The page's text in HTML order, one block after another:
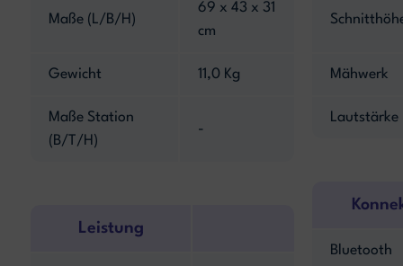
Maße (L/B/H)
69 x 43 x 31
cm
Gewicht 11,0 Kg
Maße Station
(B/T/H)
-
Leistung
Mähwerk
Lautstärke
Bluetooth